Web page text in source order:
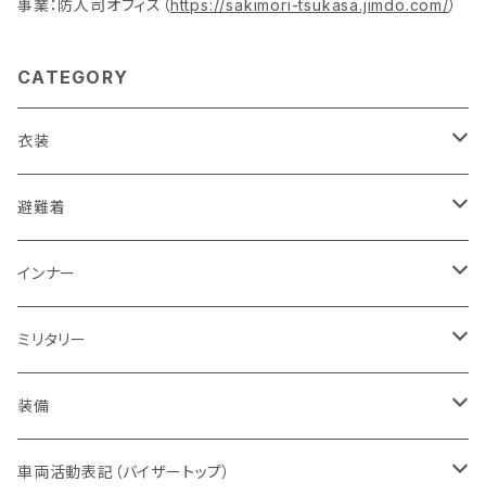
事業：防人司オフィス（ https://sakimori-tsukasa.jimdo.com/）
CATEGORY
衣装
活動服（防災服）
ドライウエア
赤色系
レスキュー
POLICE・警察
バッジ
パッチ（ワッペン）
取扱権利（販売など）
オフィスウエア
避難着
レディス
ドライウエア
メンズ
ドライウエア
インナー
レディス
メンズ
ミリタリー
ベスト
帽子
装備
ヘルメット
車両活動表記（バイザートップ）